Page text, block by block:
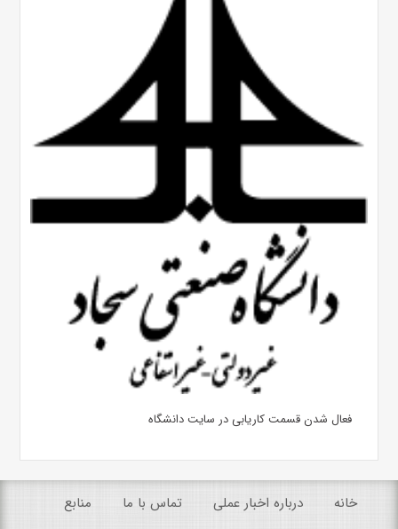
فعال شدن قسمت کاریابی در سایت دانشگاه
خانه درباره اخبار عملی تماس با ما منابع